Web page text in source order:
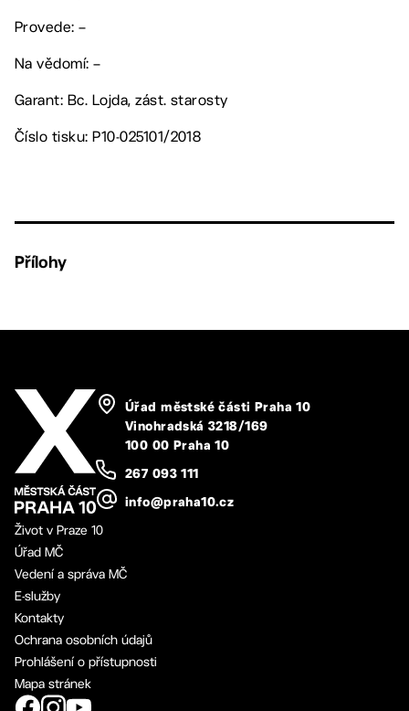
Provede: –
Na vědomí: –
Garant: Bc. Lojda, zást. starosty
Číslo tisku: P10-025101/2018
Přílohy
Úřad městské části Praha 10
Vinohradská 3218/169
100 00 Praha 10
267 093 111
info@praha10.cz
Život v Praze 10
Úřad MČ
Vedení a správa MČ
E-služby
Kontakty
Ochrana osobních údajů
Prohlášení o přístupnosti
Mapa stránek